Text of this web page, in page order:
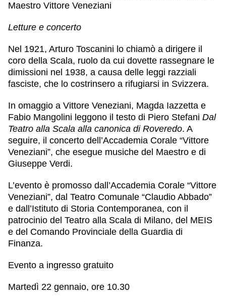
Maestro Vittore Veneziani
Letture e concerto
Nel 1921, Arturo Toscanini lo chiamò a dirigere il
coro della Scala, ruolo da cui dovette rassegnare le
dimissioni nel 1938, a causa delle leggi razziali
fasciste, che lo costrinsero a rifugiarsi in Svizzera.
In omaggio a Vittore Veneziani, Magda Iazzetta e
Fabio Mangolini leggono il testo di Piero Stefani Dal
Teatro alla Scala alla canonica di Roveredo. A
seguire, il concerto dell’Accademia Corale “Vittore
Veneziani”, che esegue musiche del Maestro e di
Giuseppe Verdi.
L’evento è promosso dall’Accademia Corale “Vittore
Veneziani”, dal Teatro Comunale “Claudio Abbado”
e dall’Istituto di Storia Contemporanea, con il
patrocinio del Teatro alla Scala di Milano, del MEIS
e del Comando Provinciale della Guardia di
Finanza.
Evento a ingresso gratuito
Martedì 22 gennaio, ore 10.30